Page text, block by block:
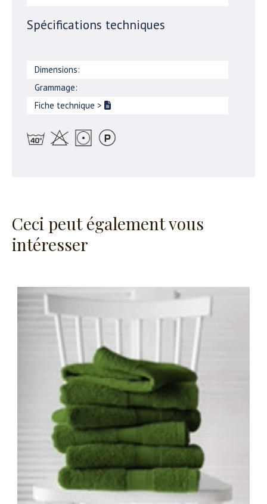
Spécifications techniques
Dimensions:
Grammage:
Fiche technique >
Ceci peut également vous
intéresser